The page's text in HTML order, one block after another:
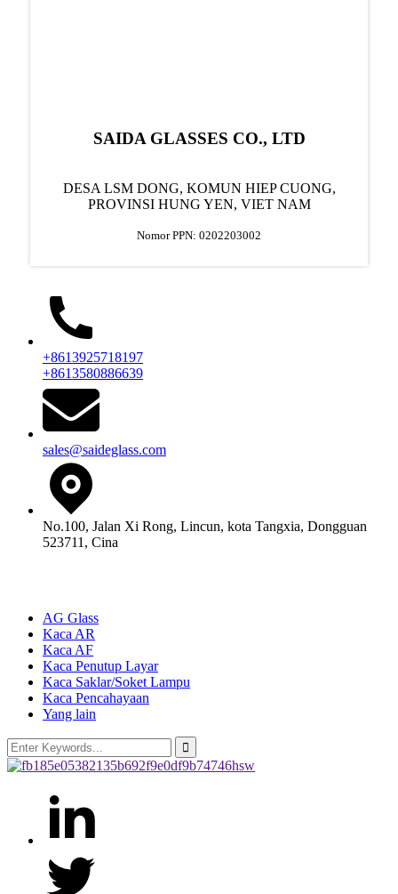
SAIDA GLASSES CO., LTD
DESA LSM DONG, KOMUN HIEP CUONG,
PROVINSI HUNG YEN, VIET NAM
Nomor PPN: 0202203002
+8613925718197
+8613580886639
sales@saideglass.com
No.100, Jalan Xi Rong, Lincun, kota Tangxia, Dongguan
523711, Cina
AG Glass
Kaca AR
Kaca AF
Kaca Penutup Layar
Kaca Saklar/Soket Lampu
Kaca Pencahayaan
Yang lain